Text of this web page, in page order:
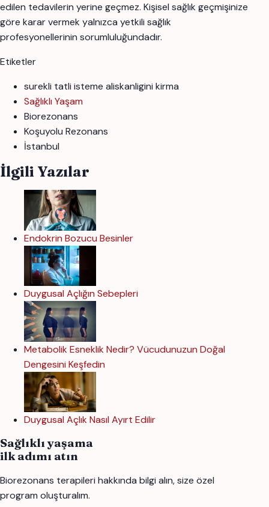
edilen tedavilerin yerine geçmez. Kişisel sağlık geçmişinize
göre karar vermek yalnızca yetkili sağlık
profesyonellerinin sorumluluğundadır.
Etiketler
surekli tatli isteme aliskanligini kirma
Sağlıklı Yaşam
Biorezonans
Koşuyolu Rezonans
İstanbul
İlgili Yazılar
Endokrin Bozucu Besinler
Duygusal Açlığın Sebepleri
Metabolik Esneklik Nedir? Vücudunuzun Doğal
Dengesini Keşfedin
Duygusal Açlık Nasıl Ayırt Edilir
Sağlıklı yaşama
ilk adımı atın
Biorezonans terapileri hakkında bilgi alın, size özel
program oluşturalım.